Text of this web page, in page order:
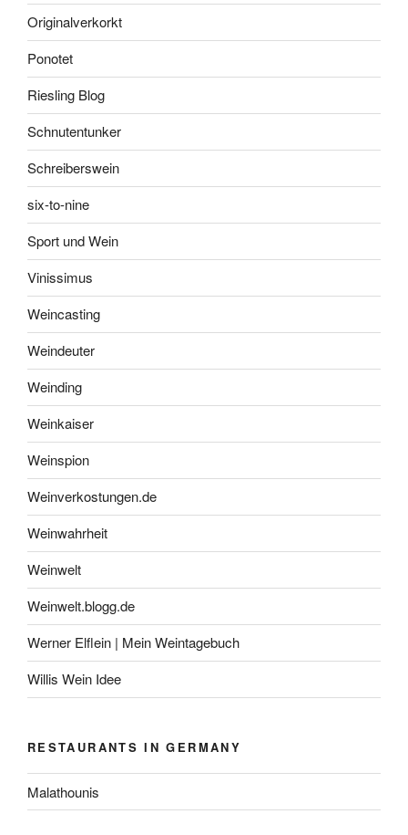
Originalverkorkt
Ponotet
Riesling Blog
Schnutentunker
Schreiberswein
six-to-nine
Sport und Wein
Vinissimus
Weincasting
Weindeuter
Weinding
Weinkaiser
Weinspion
Weinverkostungen.de
Weinwahrheit
Weinwelt
Weinwelt.blogg.de
Werner Elflein | Mein Weintagebuch
Willis Wein Idee
RESTAURANTS IN GERMANY
Malathounis